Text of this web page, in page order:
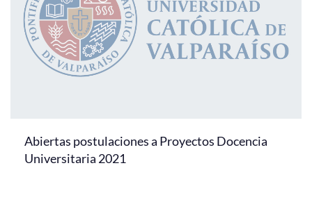
Abiertas postulaciones a Proyectos Docencia
Universitaria 2021